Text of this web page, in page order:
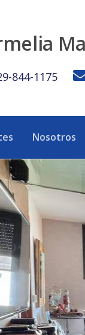
844-1175
Nosotros
m², 3